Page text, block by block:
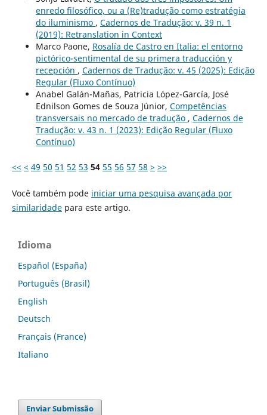
enredo filosófico, ou a (Re)tradução como estratégia
do iluminismo , Cadernos de Tradução: v. 39 n. 1
(2019): Retranslation in Context
Marco Paone, Rosalía de Castro en Italia: el entorno
pictórico-sentimental de su primera traducción y
recepción , Cadernos de Tradução: v. 45 (2025): Edição
Regular (Fluxo Contínuo)
Anabel Galán-Mañas, Patricia López-García, José
Ednilson Gomes de Souza Júnior, Competências
transversais no mercado de tradução , Cadernos de
Tradução: v. 43 n. 1 (2023): Edição Regular (Fluxo
Contínuo)
<< < 49 50 51 52 53 54 55 56 57 58 > >>
Você também pode iniciar uma pesquisa avançada por
similaridadepara este artigo.
Idioma
Español (España)
Português (Brasil)
English
Deutsch
Français (France)
Italiano
Enviar Submissão